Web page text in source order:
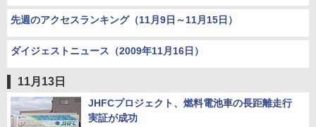
先週のアクセスランキング（11月9日～11月15日）
ダイジェストニュース（2009年11月16日）
11月13日
JHFCプロジェクト、燃料電池車の長距離走行
実証が成功